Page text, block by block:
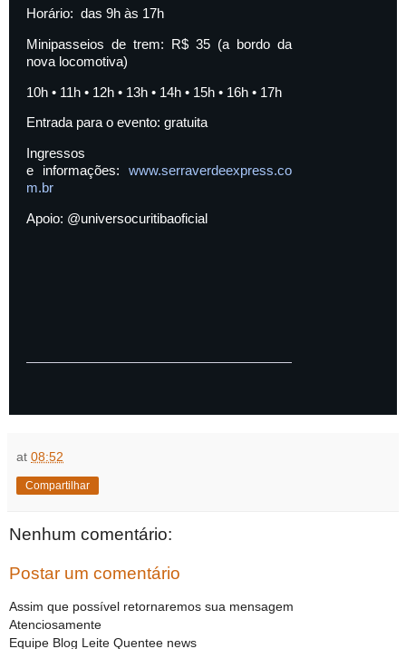
Horário: das 9h às 17h
Minipasseios de trem: R$ 35 (a bordo da
nova locomotiva)
10h • 11h • 12h • 13h • 14h • 15h • 16h • 17h
Entrada para o evento: gratuita
Ingressos
e informações: www.serraverdeexpress.co
m.br
Apoio: @universocuritibaoficial
at 08:52
Compartilhar
Nenhum comentário:
Postar um comentário
Assim que possível retornaremos sua mensagem
Atenciosamente
Equipe Blog Leite Quentee news